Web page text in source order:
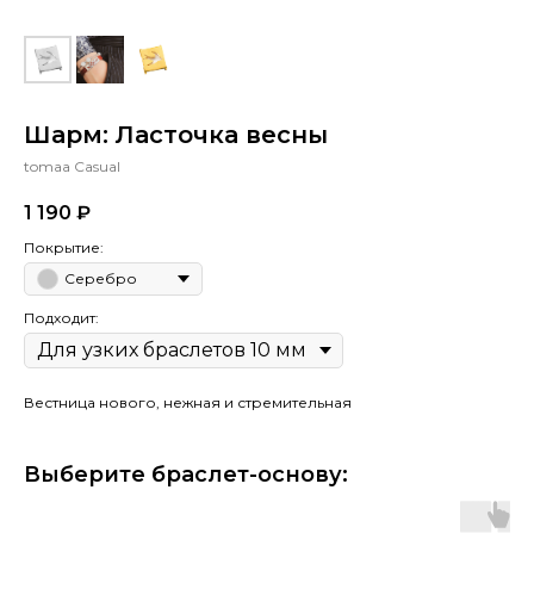
Шарм: Ласточка весны
tomaa Casual
1 190 ₽
Покрытие:
Серебро
Подходит:
Вестница нового, нежная и стремительная
Выберите браслет-основу: